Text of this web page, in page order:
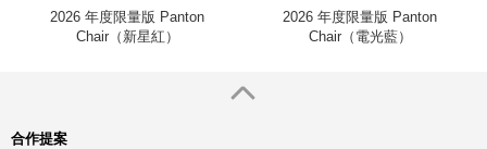
2026 年度限量版 Panton
Chair（新星紅）
2026 年度限量版 Panton
Chair（電光藍）
合作提案